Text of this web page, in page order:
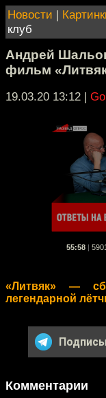
Новости |
клуб
Андрей
фильм
19.03.20 13:12 |
55:58
«Литвяк» —
легендарной
Комментарии